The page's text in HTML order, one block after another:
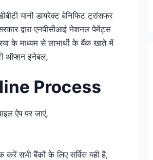
यानी डायरेक्ट बेनिफिट ट्रांसफर
द्वारा एनपीसीआई नेशनल पेमेंट्स
के माध्यम से लाभार्थी के बैंक खाते में
ऑप्शन इनेबल,
Process
ऐप पर जाएं,
सभी बैंकों के लिए सर्विस यही है,